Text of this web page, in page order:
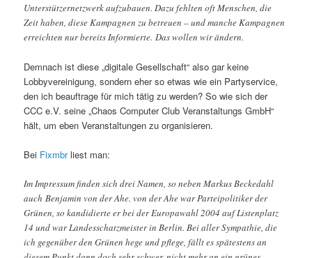
Unterstützernetzwerk aufzubauen. Dazu fehlten oft Menschen, die
Zeit haben, diese Kampagnen zu betreuen – und manche Kampagnen
erreichten nur bereits Informierte. Das wollen wir ändern.
Demnach ist diese „digitale Gesellschaft“ also gar keine
Lobbyvereinigung, sondern eher so etwas wie ein Partyservice,
den ich beauftrage für mich tätig zu werden? So wie sich der
CCC e.V. seine „Chaos Computer Club Veranstaltungs GmbH“
hält, um eben Veranstaltungen zu organisieren.
Bei Fixmbrliest man:
Im Impressum finden sich drei Namen, so neben Markus Beckedahl
auch Benjamin von der Ahe. von der Ahe war Parteipolitiker der
Grünen, so kandidierte er bei der Europawahl 2004 auf Listenplatz
14 und war Landesschatzmeister in Berlin. Bei aller Sympathie, die
ich gegenüber den Grünen hege und pflege, fällt es spätestens an